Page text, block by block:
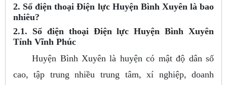
2. Số điện thoại Điện lực Huyện Bình Xuyên là bao
nhiêu?
2.1. Số điện thoại Điện lực Huyện Bình Xuyên
Tỉnh Vĩnh Phúc
Huyện Bình Xuyên là huyện có mật độ dân số
cao, tập trung nhiều trung tâm, xí nghiệp, doanh